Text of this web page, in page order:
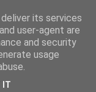
its services
user-agent are
and security
usage
IT